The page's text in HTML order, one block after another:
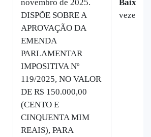
novembro de 2025.
DISPÕE SOBRE A
APROVAÇÃO DA
EMENDA
PARLAMENTAR
IMPOSITIVA Nº
119/2025, NO VALOR
DE R$ 150.000,00
(CENTO E
CINQUENTA MIM
REAIS), PARA
vezes